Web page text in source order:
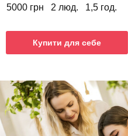
5000 грн 2 люд. 1,5 год.
Купити для себе